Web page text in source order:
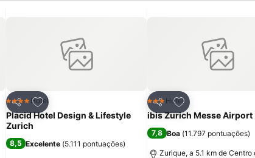
Partilhar
Adicionar aos favoritos
4 EstrelasHotel
Placid Hotel Design & Lifestyle
Zurich
8,5 Excelente (5.111 pontuações)
Partilhar
Adicionar aos
3 Estrelas
Hotel
ibis Zurich Messe Airport
7,8 Boa (11.797 pontuações)
Zurique, a 5.1 km de Centro